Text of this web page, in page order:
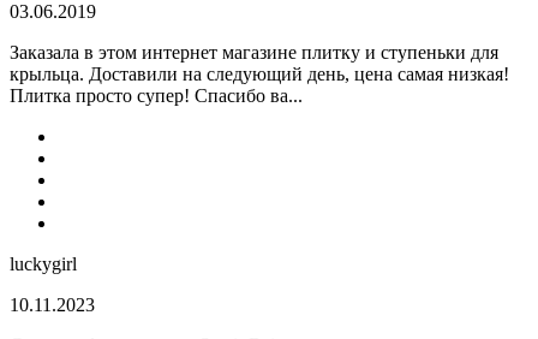
03.06.2019
Заказала в этом интернет магазине плитку и ступеньки для
крыльца. Доставили на следующий день, цена самая низкая!
Плитка просто супер! Спасибо ва...
luckygirl
10.11.2023